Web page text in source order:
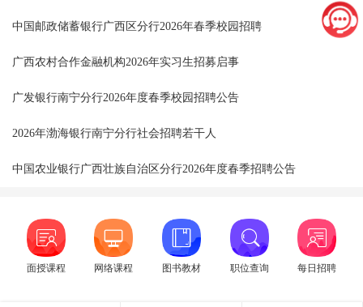
中国邮政储蓄银行广西区分行2026年春季校园招聘
广西农村合作金融机构2026年实习生招募启事
广发银行南宁分行2026年度春季校园招聘公告
2026年渤海银行南宁分行社会招聘若干人
中国农业银行广西壮族自治区分行2026年度春季招聘公告
面授课程 网络课程 图书教材 职位查询 每日招聘